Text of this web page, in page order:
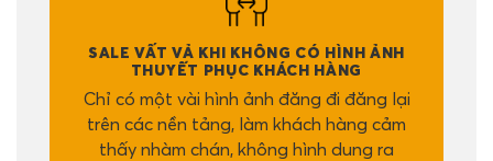
SALE VẤT VẢ KHI KHÔNG CÓ HÌNH ẢNH
THUYẾT PHỤC KHÁCH HÀNG
Chỉ có một vài hình ảnh đăng đi đăng lại
trên các nền tảng, làm khách hàng cảm
thấy nhàm chán, không hình dung ra